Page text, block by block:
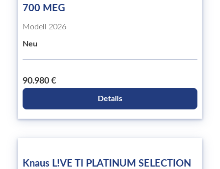
700 MEG
Modell 2026
Neu
90.980 €
Details
Knaus L!VE TI PLATINUM SELECTION